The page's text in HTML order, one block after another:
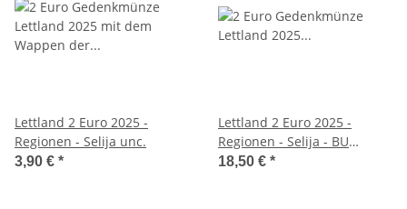
Lettland 2 Euro 2025 -
Regionen - Selija unc.
3,90 € *
Lettland 2 Euro 2025 -
Regionen - Selija - BU
Coincard
18,50 € *